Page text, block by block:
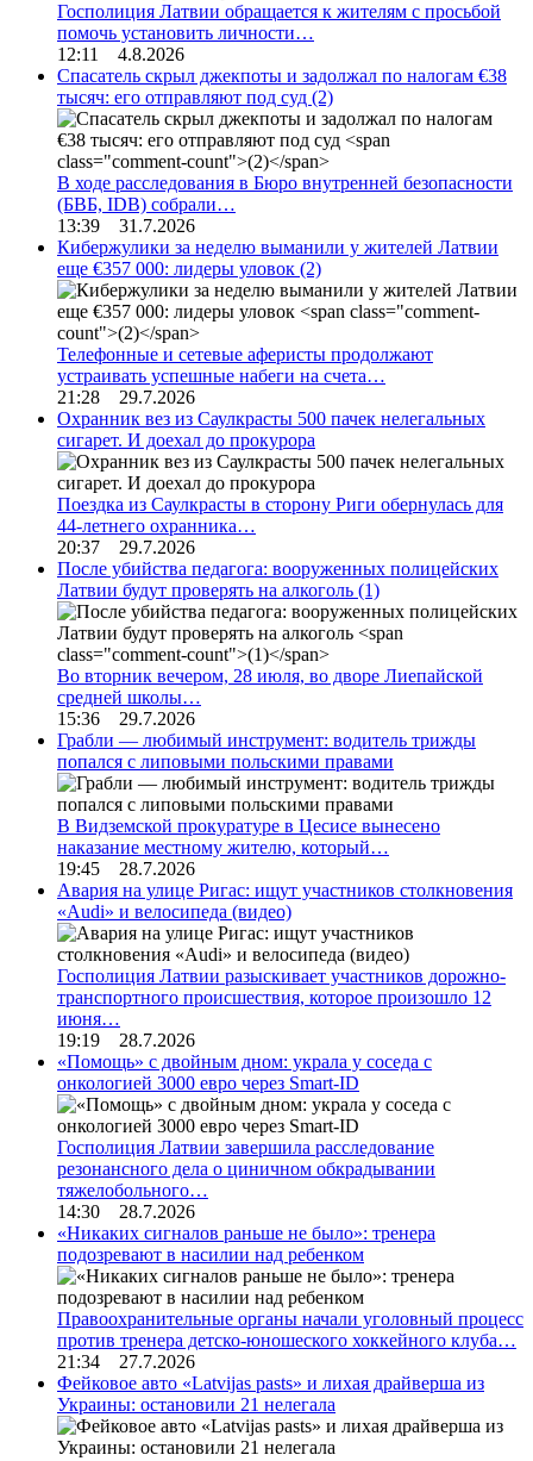
Госполиция Латвии обращается к жителям с просьбой
помочь установить личности…
12:11 4.8.2026
Спасатель скрыл джекпоты и задолжал по налогам €38
тысяч: его отправляют под суд (2)
В ходе расследования в Бюро внутренней безопасности
(БВБ, IDB) собрали…
13:39 31.7.2026
Кибержулики за неделю выманили у жителей Латвии
еще €357 000: лидеры уловок (2)
Телефонные и сетевые аферисты продолжают
устраивать успешные набеги на счета…
21:28 29.7.2026
Охранник вез из Саулкрасты 500 пачек нелегальных
сигарет. И доехал до прокурора
Поездка из Саулкрасты в сторону Риги обернулась для
44-летнего охранника…
20:37 29.7.2026
После убийства педагога: вооруженных полицейских
Латвии будут проверять на алкоголь (1)
Во вторник вечером, 28 июля, во дворе Лиепайской
средней школы…
15:36 29.7.2026
Грабли — любимый инструмент: водитель трижды
попался с липовыми польскими правами
В Видземской прокуратуре в Цесисе вынесено
наказание местному жителю, который…
19:45 28.7.2026
Авария на улице Ригас: ищут участников столкновения
«Audi» и велосипеда (видео)
Госполиция Латвии разыскивает участников дорожно-
транспортного происшествия, которое произошло 12
июня…
19:19 28.7.2026
«Помощь» с двойным дном: украла у соседа с
онкологией 3000 евро через Smart-ID
Госполиция Латвии завершила расследование
резонансного дела о циничном обкрадывании
тяжелобольного…
14:30 28.7.2026
«Никаких сигналов раньше не было»: тренера
подозревают в насилии над ребенком
Правоохранительные органы начали уголовный процесс
против тренера детско-юношеского хоккейного клуба…
21:34 27.7.2026
Фейковое авто «Latvijas pasts» и лихая драйверша из
Украины: остановили 21 нелегала